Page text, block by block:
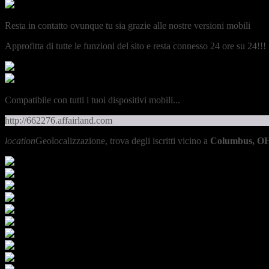
Resta in contatto ovunque tu sia grazie alle nostre versioni mobili
Approfitta di tutte le funzioni del sito e resta connesso 24 ore su 24!!!
Compatibile con tutti i tuoi dispositivi mobili...
http://662276.affairland.com
locationGeolocalizzazione, trova degli iscritti vicino a Columbus,